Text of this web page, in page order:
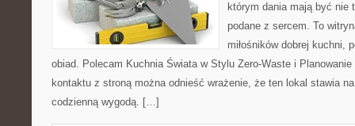
którym dania mają być nie
podane z sercem. To
miłośników dobrej kuchni,
obiad. Polecam Kuchnia Świata w Stylu Zero-Waste i Planowanie
kontaktu z stroną można odnieść wrażenie, że ten lokal stawia
codzienną wygodą. […]